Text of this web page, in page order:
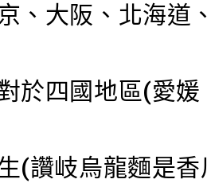
、大阪、北海道
於四國地區(愛
(讚岐烏龍麵是香